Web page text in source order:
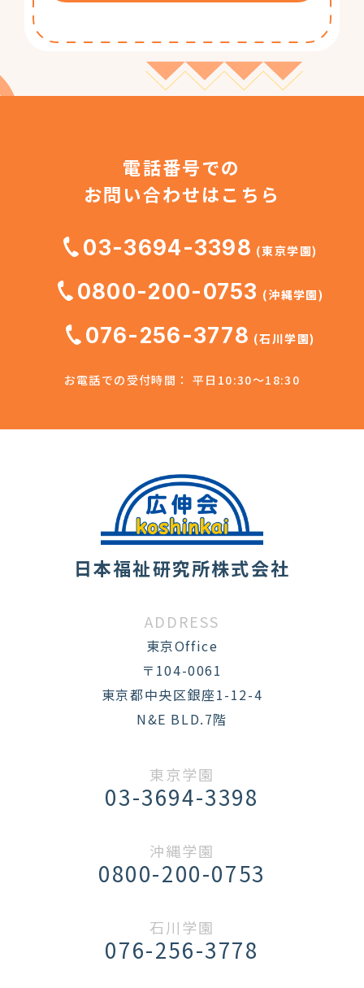
電話番号での
お問い合わせはこちら
03-3694-3398 (東京学園)
0800-200-0753 (沖縄学園)
076-256-3778 (石川学園)
お電話での受付時間： 平日10:30～18:30
日本福祉研究所株式会社
ADDRESS
東京Office
〒104-0061
東京都中央区銀座1-12-4
N&E BLD.7階
東京学園
03-3694-3398
沖縄学園
0800-200-0753
石川学園
076-256-3778